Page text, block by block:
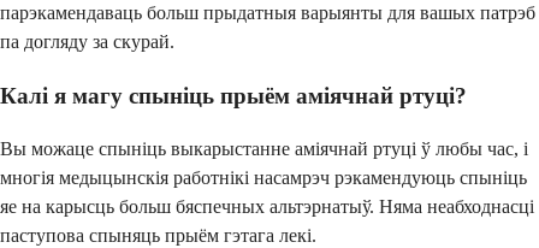
парэкамендаваць больш прыдатныя варыянты для вашых патрэб
па догляду за скурай.
Калі я магу спыніць прыём аміячнай ртуці?
Вы можаце спыніць выкарыстанне аміячнай ртуці ў любы час, і
многія медыцынскія работнікі насамрэч рэкамендуюць спыніць
яе на карысць больш бяспечных альтэрнатыў. Няма неабходнасці
паступова спыняць прыём гэтага лекі.